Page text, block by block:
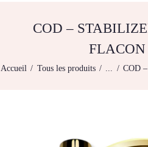
COD –
Accueil Tous les produits ... COD
NOS
FORMATIONS
BOUTIQUE